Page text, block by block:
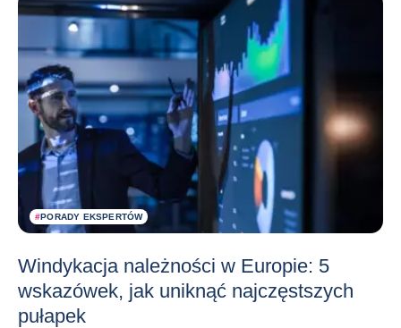
#PORADY EKSPERTÓW
Windykacja należności w Europie: 5
wskazówek, jak uniknąć najczęstszych
pułapek